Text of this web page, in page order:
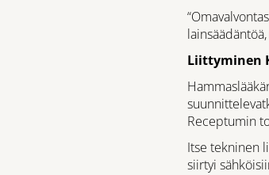
Liittyminen
Receptumin
Itse tekninen
siirtyi